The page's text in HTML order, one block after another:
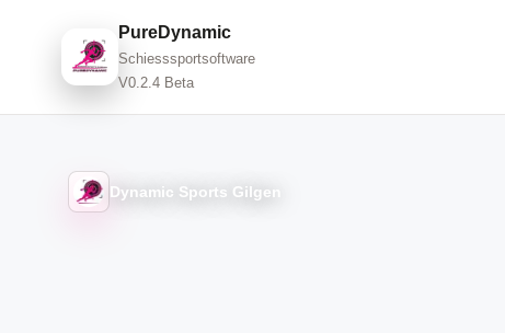
PureDynamic
Schiesssportsoftware
V0.2.4 Beta
Dynamic Sports Gilgen